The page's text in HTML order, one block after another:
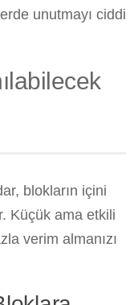
unutmayı ciddi
blokların içini
Küçük ama etkili
verim almanızı